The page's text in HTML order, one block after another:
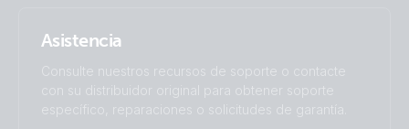
Asistencia
Consulte nuestros recursos de soporte o contacte
con su distribuidor original para obtener soporte
específico, reparaciones o solicitudes de garantía.